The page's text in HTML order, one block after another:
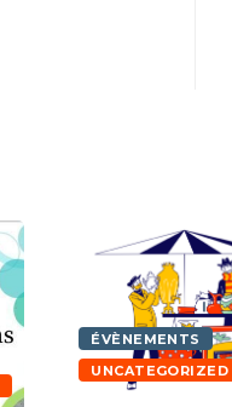
ÉVÈNEMENTS
UNCATEGORIZED